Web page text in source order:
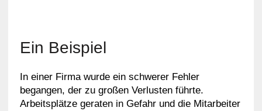
Ein Beispiel
In einer Firma wurde ein schwerer Fehler
begangen, der zu großen Verlusten führte.
Arbeitsplätze geraten in Gefahr und die Mitarbeiter